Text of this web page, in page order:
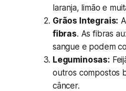
laranja, limão e
Grãos Integrais:
fibras. As fibras
sangue e podem
Leguminosas:
outros compostos
câncer.